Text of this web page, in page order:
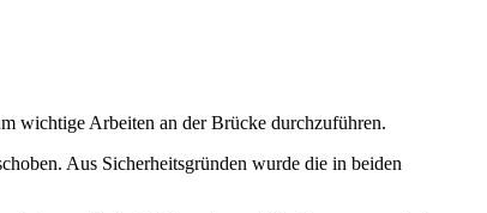
wichtige Arbeiten an der Brücke durchzuführen.
Aus Sicherheitsgründen wurde die in beiden